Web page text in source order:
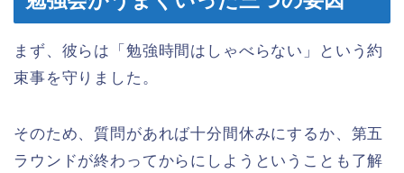
まず、彼らは「勉強時間はしゃべらない」という約
束事を守りました。
そのため、質問があれば十分間休みにするか、第五
ラウンドが終わってからにしようということも了解